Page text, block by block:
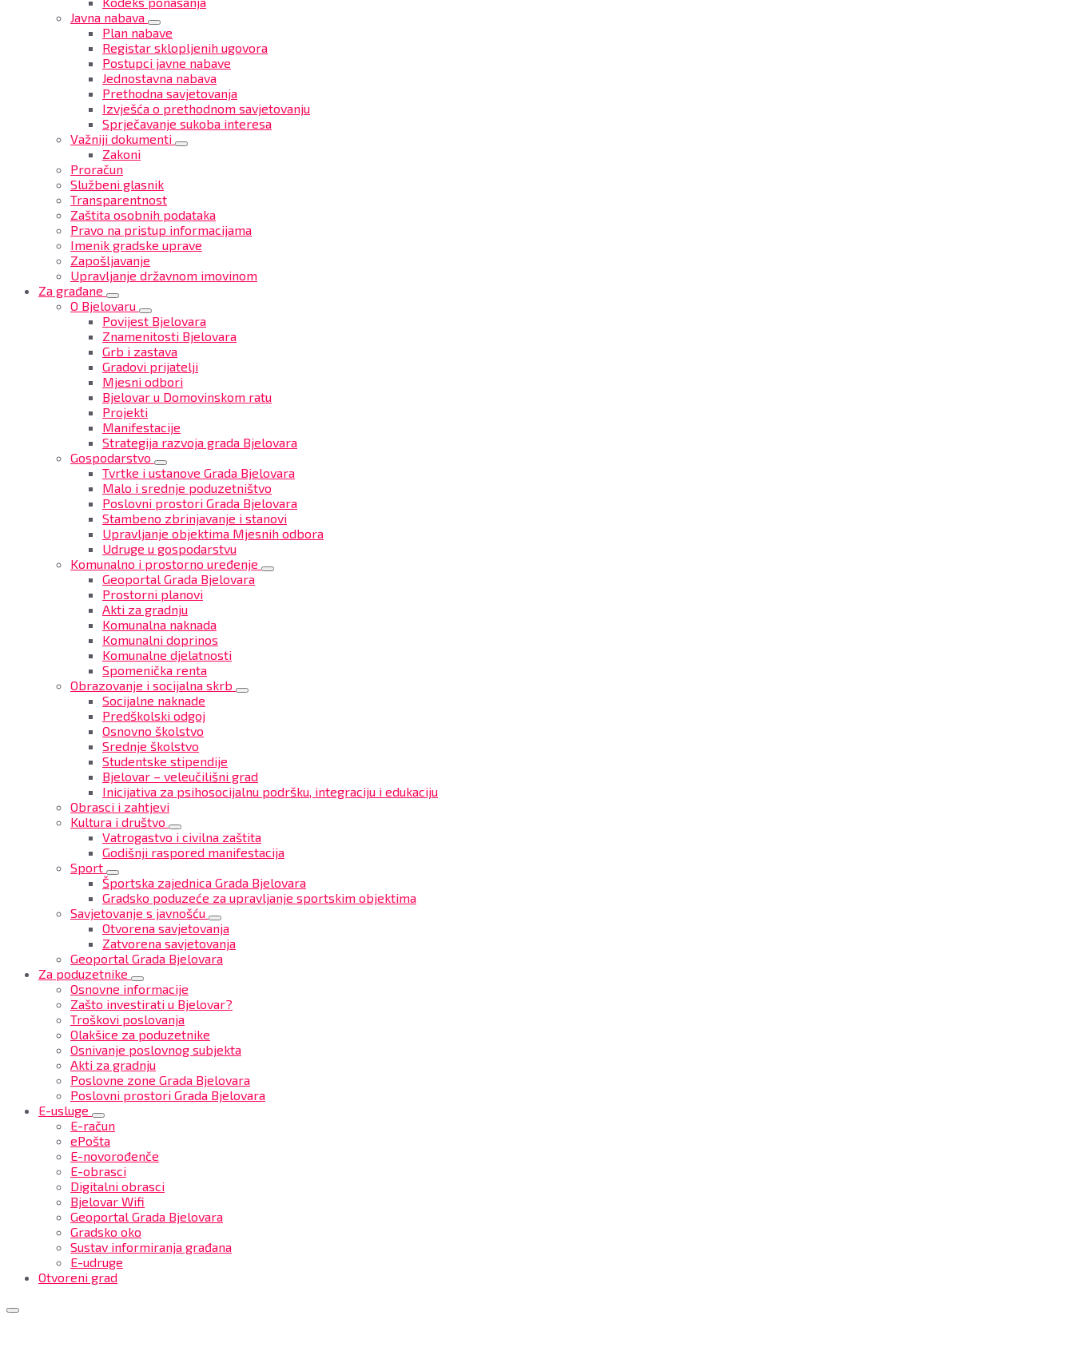
Javna nabava
Plan nabave
Registar sklopljenih ugovora
Postupci javne nabave
Jednostavna nabava
Prethodna savjetovanja
Izvješća o prethodnom savjetovanju
Sprječavanje sukoba interesa
Važniji dokumenti
Zakoni
Proračun
Službeni glasnik
Transparentnost
Zaštita osobnih podataka
Pravo na pristup informacijama
Imenik gradske uprave
Zapošljavanje
Upravljanje državnom imovinom
Za građane
O Bjelovaru
Povijest Bjelovara
Znamenitosti Bjelovara
Grb i zastava
Gradovi prijatelji
Mjesni odbori
Bjelovar u Domovinskom ratu
Projekti
Manifestacije
Strategija razvoja grada Bjelovara
Gospodarstvo
Tvrtke i ustanove Grada Bjelovara
Malo i srednje poduzetništvo
Poslovni prostori Grada Bjelovara
Stambeno zbrinjavanje i stanovi
Upravljanje objektima Mjesnih odbora
Udruge u gospodarstvu
Komunalno i prostorno uređenje
Geoportal Grada Bjelovara
Prostorni planovi
Akti za gradnju
Komunalna naknada
Komunalni doprinos
Komunalne djelatnosti
Spomenička renta
Obrazovanje i socijalna skrb
Socijalne naknade
Predškolski odgoj
Osnovno školstvo
Srednje školstvo
Studentske stipendije
Bjelovar – veleučilišni grad
Inicijativa za psihosocijalnu podršku, integraciju i edukaciju
Obrasci i zahtjevi
Kultura i društvo
Vatrogastvo i civilna zaštita
Godišnji raspored manifestacija
Sport
Športska zajednica Grada Bjelovara
Gradsko poduzeće za upravljanje sportskim objektima
Savjetovanje s javnošću
Otvorena savjetovanja
Zatvorena savjetovanja
Geoportal Grada Bjelovara
Za poduzetnike
Osnovne informacije
Zašto investirati u Bjelovar?
Troškovi poslovanja
Olakšice za poduzetnike
Osnivanje poslovnog subjekta
Akti za gradnju
Poslovne zone Grada Bjelovara
Poslovni prostori Grada Bjelovara
E-usluge
E-račun
ePošta
E-novorođenče
E-obrasci
Digitalni obrasci
Bjelovar Wifi
Geoportal Grada Bjelovara
Gradsko oko
Sustav informiranja građana
E-udruge
Otvoreni grad